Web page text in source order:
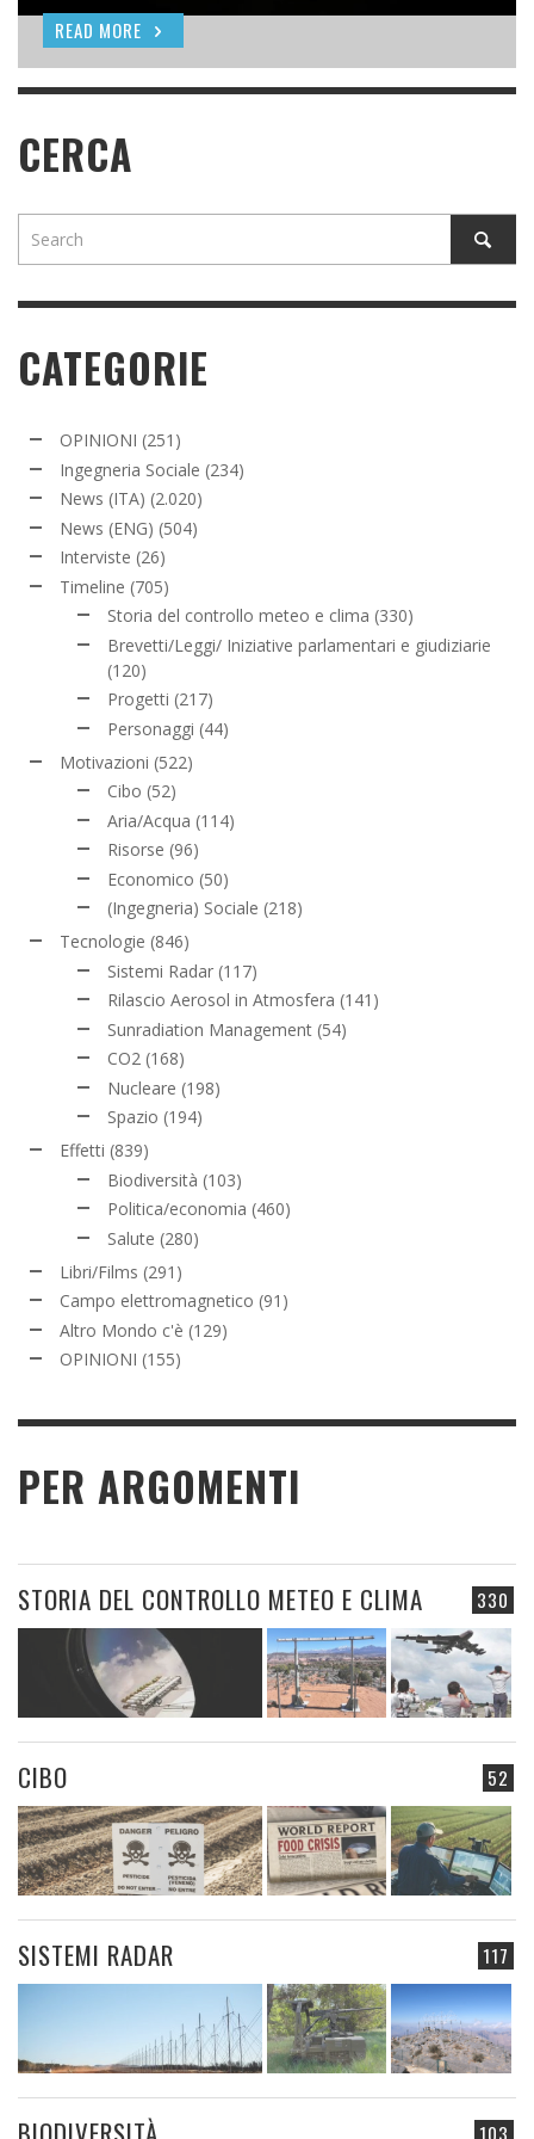
READ MORE
READ MORE
READ MORE
CERCA
CATEGORIE
OPINIONI (251)
Ingegneria Sociale (234)
News (ITA) (2.020)
News (ENG) (504)
Interviste (26)
Timeline (705)
Storia del controllo meteo e clima (330)
Brevetti/Leggi/ Iniziative parlamentari e giudiziarie
(120)
Progetti (217)
Personaggi (44)
Motivazioni (522)
Cibo (52)
Aria/Acqua (114)
Risorse (96)
Economico (50)
(Ingegneria) Sociale (218)
Tecnologie (846)
Sistemi Radar (117)
Rilascio Aerosol in Atmosfera (141)
Sunradiation Management (54)
CO2 (168)
Nucleare (198)
Spazio (194)
Effetti (839)
Biodiversità (103)
Politica/economia (460)
Salute (280)
Libri/Films (291)
Campo elettromagnetico (91)
Altro Mondo c'è (129)
OPINIONI (155)
PER ARGOMENTI
330
STORIA DEL CONTROLLO METEO E CLIMA
52
CIBO
117
SISTEMI RADAR
103